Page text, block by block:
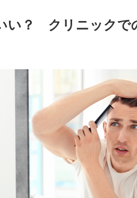
い？ クリニックで